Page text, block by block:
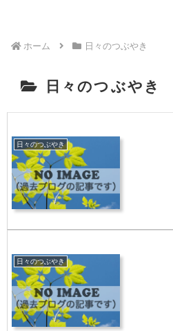
ホーム 日々のつぶやき
日々のつぶやき
日々のつぶやき
日々のつぶやき